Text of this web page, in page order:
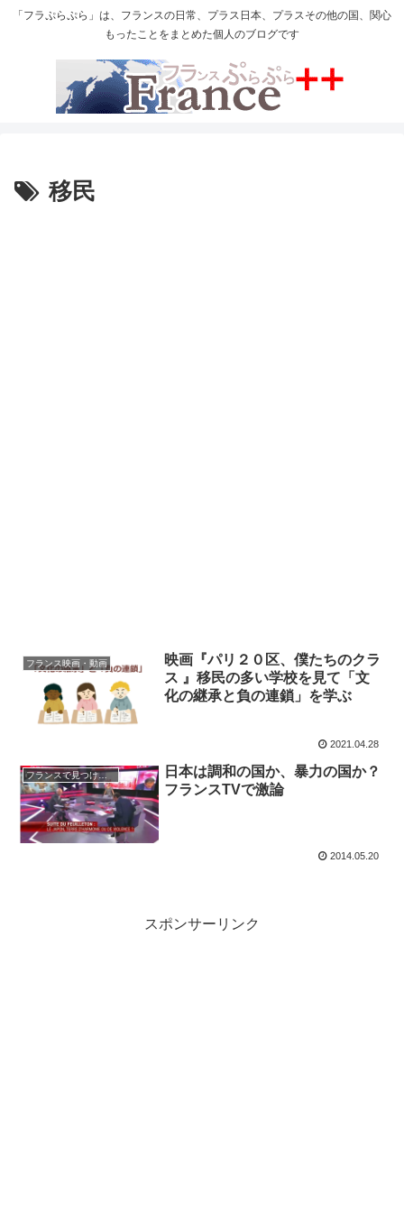
「フラぷらぷら」は、フランスの日常、プラス日本、プラスその他の国、関心
もったことをまとめた個人のブログです
移民
フランス映画・動画
映画『パリ２０区、僕たちのクラ
ス 』移民の多い学校を見て「文
化の継承と負の連鎖」を学ぶ
2021.04.28
フランスで見つけた日本
日本は調和の国か、暴力の国か？
フランスTVで激論
2014.05.20
スポンサーリンク